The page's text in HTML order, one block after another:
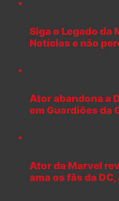
Siga o Legado da
Notícias e não
Ator abandona a
em Guardiões da
Ator da Marvel
ama os fãs da